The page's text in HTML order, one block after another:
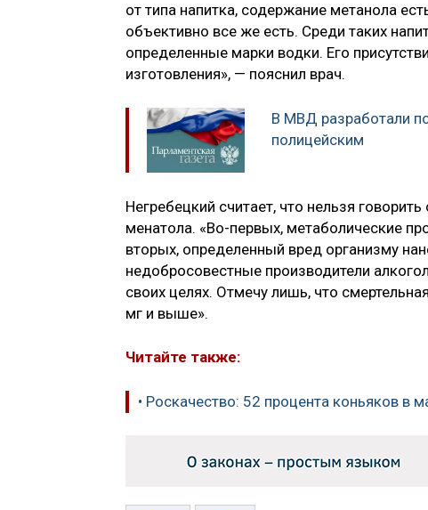
от типа напитка, содержание метанола
объективно все же есть. Среди таких
определенные марки водки. Его
изготовления», — пояснил врач.
В МВД разработали
полицейским
Негребецкий считает, что нельзя
менатола. «Во-первых, метаболические
вторых, определенный вред организму
недобросовестные производители
своих целях. Отмечу лишь, что
мг и выше».
Читайте также:
• Роскачество: 52 процента коньяков в